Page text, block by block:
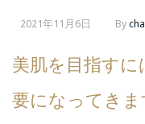
2021年11月6日 By
美肌を目指す
要になってき